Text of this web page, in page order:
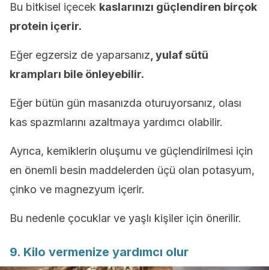
Bu bitkisel içecek kaslarınızı güçlendiren birçok
protein içerir.
Eğer egzersiz de yaparsanız , yulaf sütü
krampları bile önleyebilir.
Eğer bütün gün masanızda oturuyorsanız, olası
kas spazmlarını azaltmaya yardımcı olabilir.
Ayrıca, kemiklerin oluşumu ve güçlendirilmesi için
en önemli besin maddelerden üçü olan potasyum,
çinko ve magnezyum içerir.
Bu nedenle çocuklar ve yaşlı kişiler için önerilir.
9. Kilo vermenize yardımcı olur